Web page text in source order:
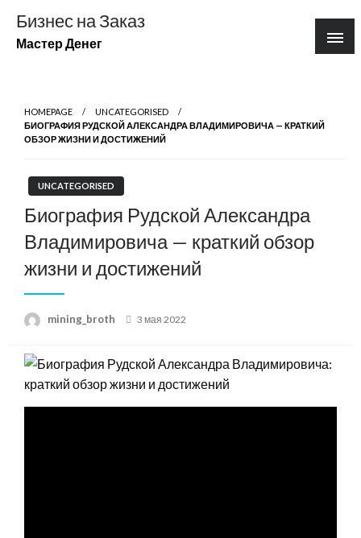
содержимому
Бизнес на Заказ
Мастер Денег
HOMEPAGE
UNCATEGORISED
БИОГРАФИЯ РУДСКОЙ АЛЕКСАНДРА ВЛАДИМИРОВИЧА — КРАТКИЙ
ОБЗОР ЖИЗНИ И ДОСТИЖЕНИЙ
UNCATEGORISED
Биография Рудской Александра
Владимировича — краткий обзор
жизни и достижений
mining_broth
Posted
3 мая 2022